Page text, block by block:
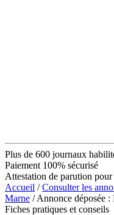
Plus de 600 journaux
Paiement 100% sécurisé
Attestation de parution
Accueil /Consulter les
Marne / Annonce déposée
Fiches pratiques et conseils